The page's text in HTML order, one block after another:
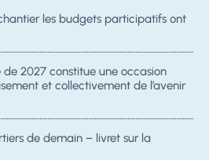
les budgets participatifs ont
2027 constitue une occasion
et collectivement de l’avenir
de demain – livret sur la